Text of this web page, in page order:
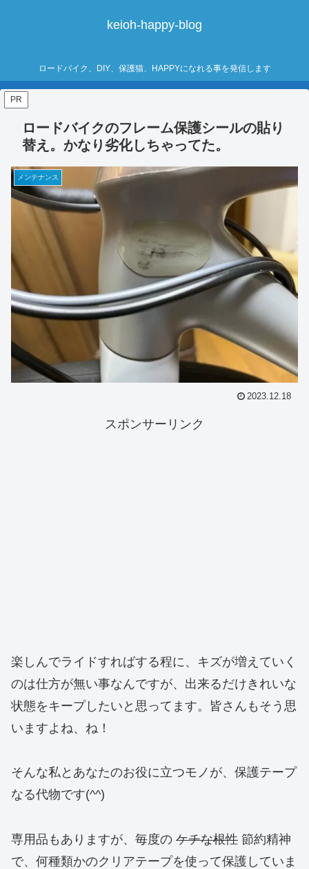
keioh-happy-blog
ロードバイク、DIY、保護猫、HAPPYになれる事を発信します
PR
ロードバイクのフレーム保護シールの貼り
替え。かなり劣化しちゃってた。
メンテナンス
2023.12.18
スポンサーリンク
楽しんでライドすればする程に、キズが増えていく
のは仕方が無い事なんですが、出来るだけきれいな
状態をキープしたいと思ってます。皆さんもそう思
いますよね、ね！
そんな私とあなたのお役に立つモノが、保護テープ
なる代物です(^^)
専用品もありますが、毎度の ケチな根性 節約精神
で、何種類かのクリアテープを使って保護していま